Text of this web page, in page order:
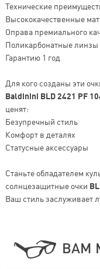
Технические
Высококачественные
Оправа премиального
Поликарбонатные
Гарантию 1 год
Для кого созданы эти
Baldinini BLD 2421 PF
ценят:
Безупречный стиль
Комфорт в деталях
Статусные аксессуары
Станьте обладателем
солнцезащитные очки
Ваш стиль заслуживает
ВАМ